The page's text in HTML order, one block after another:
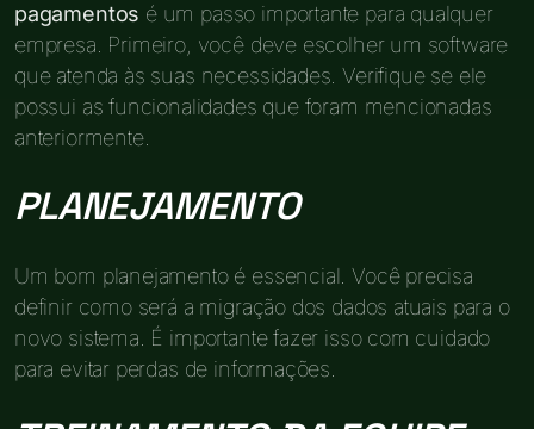
pagamentos é um passo importante para qualquer
empresa. Primeiro, você deve escolher um software
que atenda às suas necessidades. Verifique se ele
possui as funcionalidades que foram mencionadas
anteriormente.
PLANEJAMENTO
Um bom planejamento é essencial. Você precisa
definir como será a migração dos dados atuais para o
novo sistema. É importante fazer isso com cuidado
para evitar perdas de informações.